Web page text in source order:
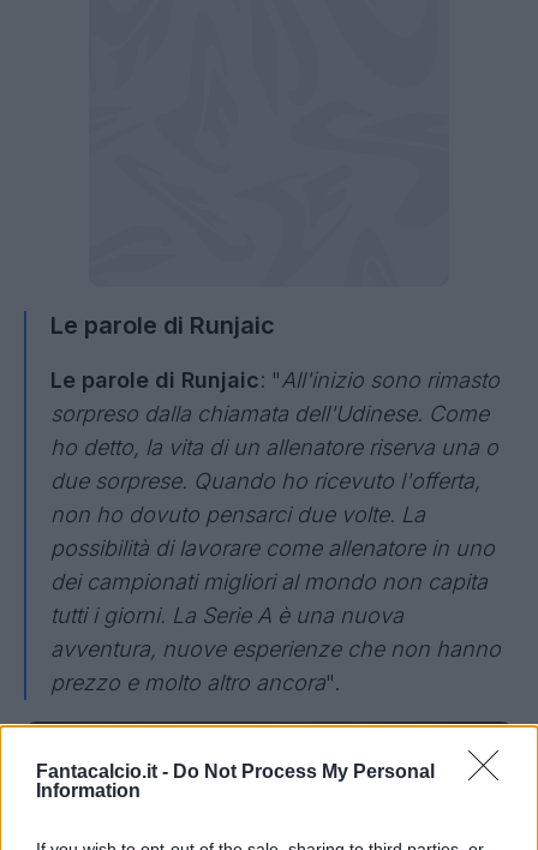
Fantacalcio.it - Do Not Process My Personal
Information
Le parole di Runjaic
Le parole di Runjaic: "All'inizio sono rimasto
sorpreso dalla chiamata dell'Udinese. Come
ho detto, la vita di un allenatore riserva una o
due sorprese. Quando ho ricevuto l'offerta,
non ho dovuto pensarci due volte. La
possibilità di lavorare come allenatore in uno
dei campionati migliori al mondo non capita
tutti i giorni. La Serie A è una nuova
avventura, nuove esperienze che non hanno
prezzo e molto altro ancora".